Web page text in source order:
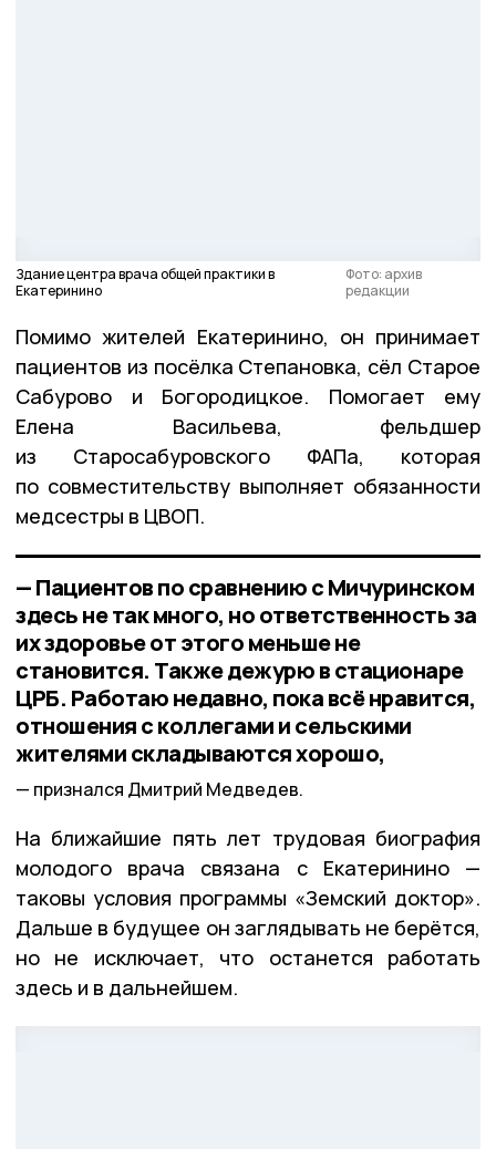
Здание центра врача общей практики в
Екатеринино
Фото: архив
редакции
Помимо жителей Екатеринино, он принимает
пациентов из посёлка Степановка, сёл Старое
Сабурово и Богородицкое. Помогает ему
Елена Васильева, фельдшер
из Старосабуровского ФАПа, которая
по совместительству выполняет обязанности
медсестры в ЦВОП.
— Пациентов по сравнению с Мичуринском
здесь не так много, но ответственность за
их здоровье от этого меньше не
становится. Также дежурю в стационаре
ЦРБ. Работаю недавно, пока всё нравится,
отношения с коллегами и сельскими
жителями складываются хорошо,
признался Дмитрий Медведев.
На ближайшие пять лет трудовая биография
молодого врача связана с Екатеринино —
таковы условия программы «Земский доктор».
Дальше в будущее он заглядывать не берётся,
но не исключает, что останется работать
здесь и в дальнейшем.